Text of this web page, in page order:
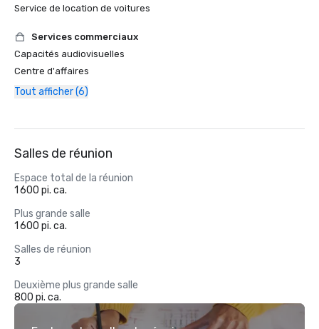
Service de location de voitures
Services commerciaux
Capacités audiovisuelles
Centre d'affaires
Tout afficher (6)
Salles de réunion
Espace total de la réunion
1 600 pi. ca.
Plus grande salle
1 600 pi. ca.
Salles de réunion
3
Deuxième plus grande salle
800 pi. ca.